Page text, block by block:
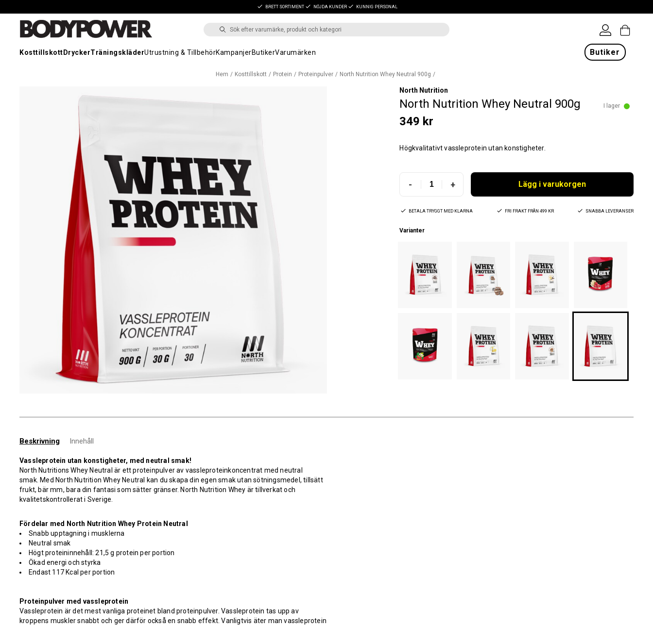
BRETT SORTIMENT NÖJDA KUNDER KUNNIG PERSONAL
KosttillskottDryckerTräningskläderUtrustning & TillbehörKampanjerButikerVarumärken Butiker
Hem Kosttillskott Protein Proteinpulver North Nutrition Whey Neutral 900g
North Nutrition
North Nutrition Whey Neutral 900g I lager
349 kr
Högkvalitativt vassleprotein utan konstigheter.
- + Lägg i varukorgen
BETALA TRYGGT MED KLARNA FRI FRAKT FRÅN 499 KR SNABBA LEVERANSER
Varianter
Beskrivning Innehåll
Vassleprotein utan konstigheter, med neutral smak!
North Nutritions Whey Neutral är ett proteinpulver av vassleproteinkoncentrat med neutral
smak. Med North Nutrition Whey Neutral kan du skapa din egen smak utan sötningsmedel, tillsätt
frukt, bär mm, bara din fantasi som sätter gränser. North Nutrition Whey är tillverkat och
kvalitetskontrollerat i Sverige.
Fördelar med North Nutrition Whey Protein Neutral
Snabb upptagning i musklerna
Neutral smak
Högt proteininnehåll: 21,5 g protein per portion
Ökad energi och styrka
Endast 117 Kcal per portion
Proteinpulver med vassleprotein
Vassleprotein är det mest vanliga proteinet bland proteinpulver. Vassleprotein tas upp av
kroppens muskler snabbt och ger därför också en snabb effekt. Vanligtvis äter man vassleprotein